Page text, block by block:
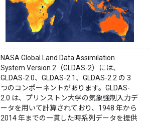
NASA Global Land Data Assimilation
System Version 2（GLDAS-2）には、
GLDAS-2.0、GLDAS-2.1、GLDAS-2.2 の 3
つのコンポーネントがあります。GLDAS-
2.0 は、プリンストン大学の気象強制入力デ
ータを用いて計算されており、1948 年から
2014 年までの一貫した時系列データを提供